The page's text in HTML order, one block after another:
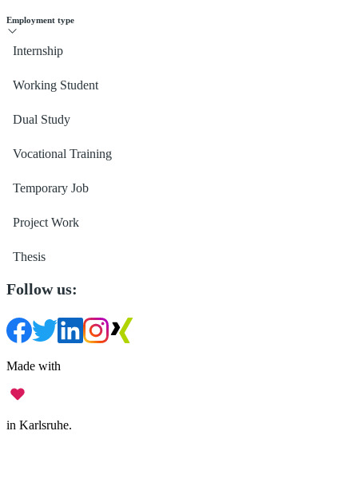
Employment type
Internship
Working Student
Dual Study
Vocational Training
Temporary Job
Project Work
Thesis
Follow us:
Made with
in Karlsruhe.